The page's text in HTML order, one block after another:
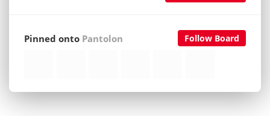
Follow Board
Pinned onto Pantolon